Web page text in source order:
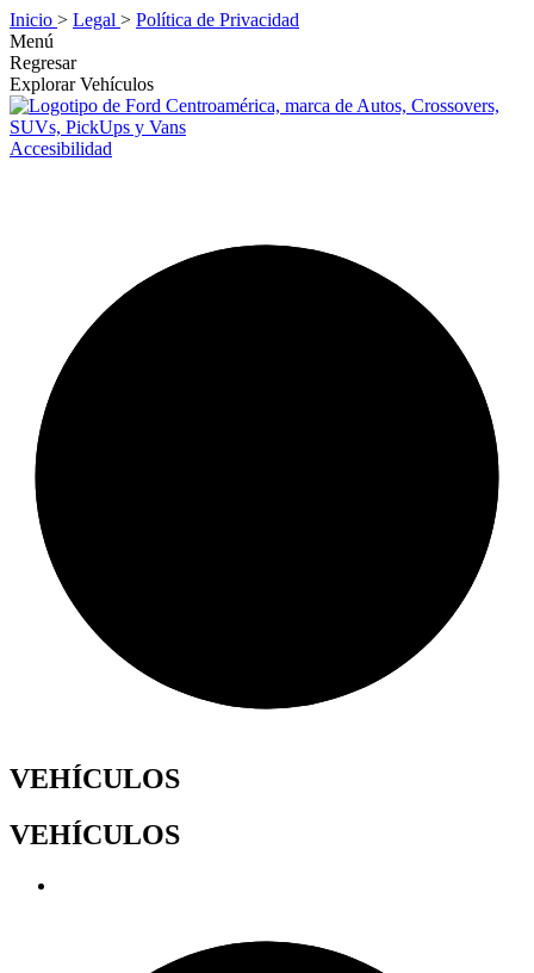
Inicio > Legal > Política de Privacidad
Menú
Regresar
Explorar Vehículos
Accesibilidad
VEHÍCULOS
VEHÍCULOS